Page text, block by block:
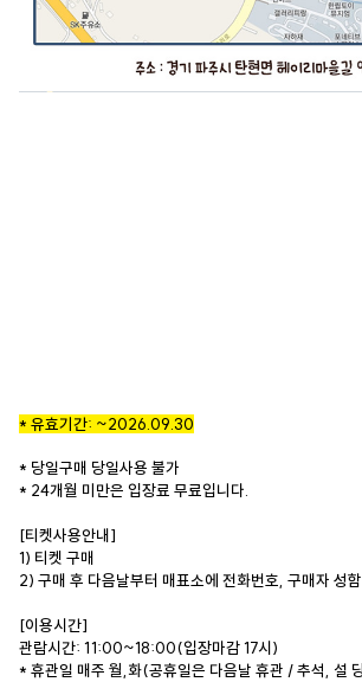
* 유효기간: ~2026.09.30
* 당일구매 당일사용 불가
* 24개월 미만은 입장료 무료입니다.
[티켓사용안내]
1) 티켓 구매
2) 구매 후 다음날부터 매표소에 전화번호, 구매자 성
[이용시간]
관람시간: 11:00~18:00(입장마감 17시)
* 휴관일 매주 월,화(공휴일은 다음날 휴관 / 추석, 설